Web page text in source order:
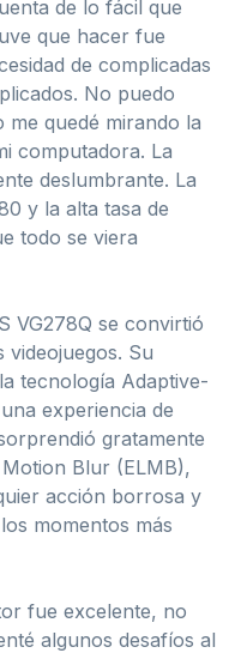
de lo fácil que
que hacer fue
de complicadas
No puedo
quedé mirando la
computadora. La
deslumbrante. La
y la alta tasa de
todo se viera
VG278Q se convirtió
videojuegos. Su
tecnología Adaptive-
experiencia de
gratamente
Blur (ELMB),
acción borrosa y
momentos más
fue excelente, no
algunos desafíos al